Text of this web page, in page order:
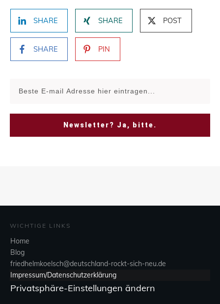
SHARE SHARE POST
SHARE PIN
Newsletter? Ja, bitte.
WICHTIGE LINKS
Home
Blog
friedhelmkoelsch@deutschland-rockt-sich-neu.de
Impressum/Datenschutzerklärung
Privatsphäre-Einstellungen ändern